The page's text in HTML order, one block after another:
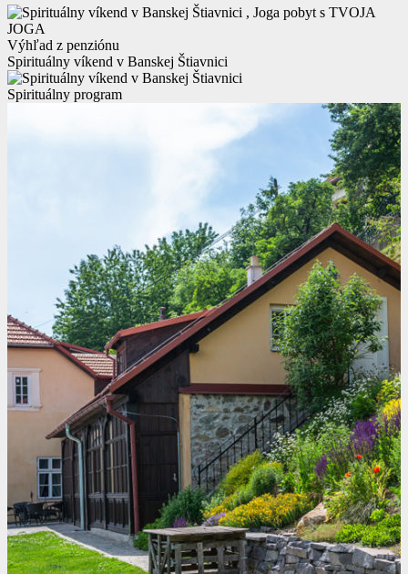
Výhľad z penziónu
Spirituálny víkend v Banskej Štiavnici
Spirituálny program